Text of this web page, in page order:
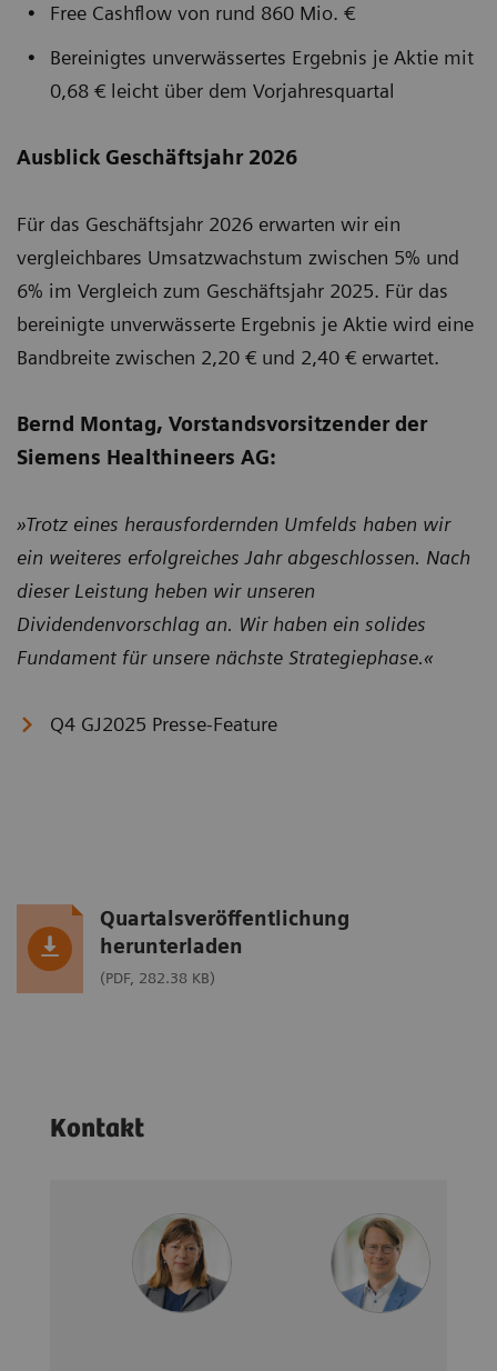
Free Cashflow von rund 860 Mio. €
Bereinigtes unverwässertes Ergebnis je Aktie mit
0,68 € leicht über dem Vorjahresquartal
Ausblick Geschäftsjahr 2026
Für das Geschäftsjahr 2026 erwarten wir ein
vergleichbares Umsatzwachstum zwischen 5% und
6% im Vergleich zum Geschäftsjahr 2025. Für das
bereinigte unverwässerte Ergebnis je Aktie wird eine
Bandbreite zwischen 2,20 € und 2,40 € erwartet.
Bernd Montag, Vorstandsvorsitzender der
Siemens Healthineers AG:
»Trotz eines herausfordernden Umfelds haben wir
ein weiteres erfolgreiches Jahr abgeschlossen. Nach
dieser Leistung heben wir unseren
Dividendenvorschlag an. Wir haben ein solides
Fundament für unsere nächste Strategiephase.«
Q4 GJ2025 Presse-Feature
Quartalsveröffentlichung
herunterladen
(PDF, 282.38 KB)
Kontakt